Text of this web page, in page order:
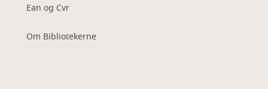
Ean og Cvr
Om Bibliotekerne